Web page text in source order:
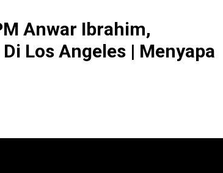
Anwar Ibrahim,
Los Angeles | Menyapa